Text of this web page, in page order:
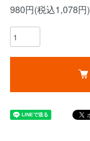
980円(税込1,078円)